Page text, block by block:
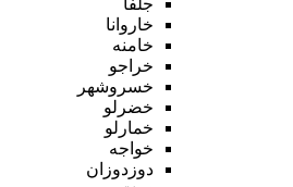
خاروانا
خامنه
خراجو
خسروشهر
خضرلو
خمارلو
خواجه
دوزدوزان